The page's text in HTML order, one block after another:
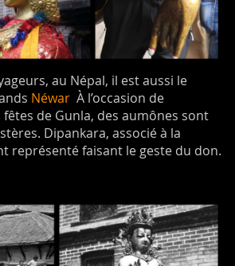
au Népal, il est aussi le
Néwar À l’occasion de
de Gunla, des aumônes sont
Dipankara, associé à la
représenté faisant le geste du don.